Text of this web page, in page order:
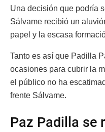
Una decisión que podría
Sálvame recibió un
papel y la escasa
Tanto es así que Padilla
ocasiones para cubrir la
el público no ha
frente Sálvame.
Paz Padilla se